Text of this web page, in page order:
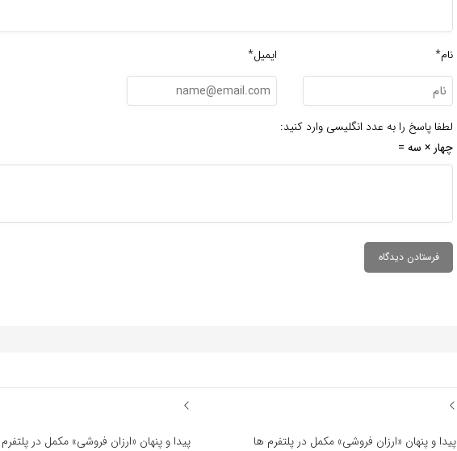
نام* ایمیل*
لطفا پاسخ را به عدد انگلیسی وارد کنید:
چهار × سه =
پیدا و پنهان «ارزان فروشی» مکمل در پلتفرم ها
پیدا و پنهان «ارزان فروشی» مکمل در